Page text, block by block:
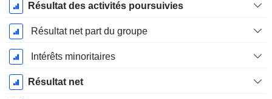
Résultat des activités poursuivies
Résultat net part du groupe
Intérêts minoritaires
Résultat net